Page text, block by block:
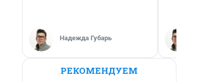
Надежда Губарь
РЕКОМЕНДУЕМ